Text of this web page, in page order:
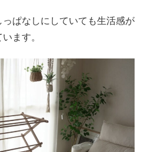
ぱなしにしていても生活感が
ます。